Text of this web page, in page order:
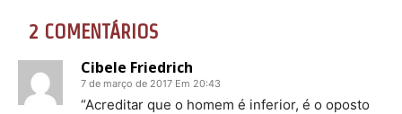
2 COMENTÁRIOS
Cibele Friedrich
7 de março de 2017 Em 20:43
“Acreditar que o homem é inferior, é o oposto